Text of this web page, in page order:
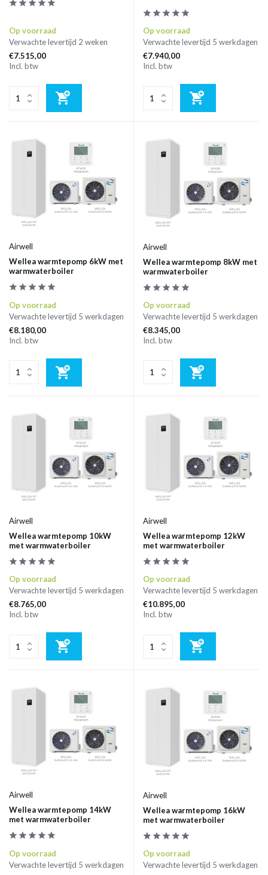
Op voorraad
Verwachte levertijd 2 weken
€7.515,00
Incl. btw
Op voorraad
Verwachte levertijd 5 werkdagen
€7.940,00
Incl. btw
Airwell
Wellea warmtepomp 6kW met
warmwaterboiler
Op voorraad
Verwachte levertijd 5 werkdagen
€8.180,00
Incl. btw
Airwell
Wellea warmtepomp 8kW met
warmwaterboiler
Op voorraad
Verwachte levertijd 5 werkdagen
€8.345,00
Incl. btw
Airwell
Wellea warmtepomp 10kW
met warmwaterboiler
Op voorraad
Verwachte levertijd 5 werkdagen
€8.765,00
Incl. btw
Airwell
Wellea warmtepomp 12kW
met warmwaterboiler
Op voorraad
Verwachte levertijd 5 werkdagen
€10.895,00
Incl. btw
Airwell
Wellea warmtepomp 14kW
met warmwaterboiler
Op voorraad
Verwachte levertijd 5 werkdagen
Airwell
Wellea warmtepomp 16kW
met warmwaterboiler
Op voorraad
Verwachte levertijd 5 werkdagen